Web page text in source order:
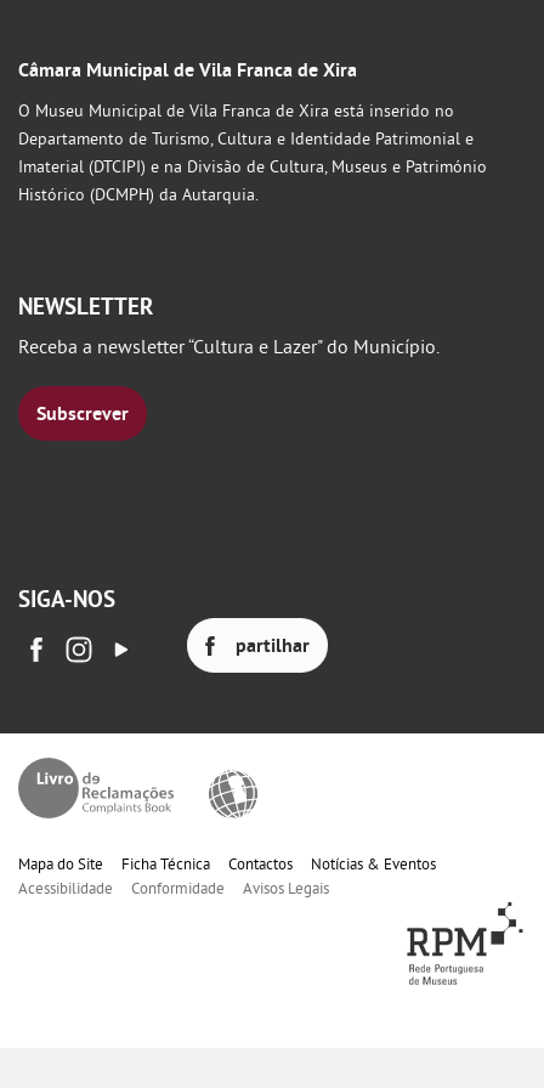
Câmara Municipal de Vila Franca de Xira
O Museu Municipal de Vila Franca de Xira está inserido no
Departamento de Turismo, Cultura e Identidade Patrimonial e
Imaterial (DTCIPI) e na Divisão de Cultura, Museus e Património
Histórico (DCMPH) da Autarquia.
NEWSLETTER
Receba a newsletter “Cultura e Lazer" do Município.
Subscrever
SIGA-NOS
partilhar
Mapa do Site Ficha Técnica Contactos
Notícias & Eventos
Acessibilidade
Conformidade Avisos Legais